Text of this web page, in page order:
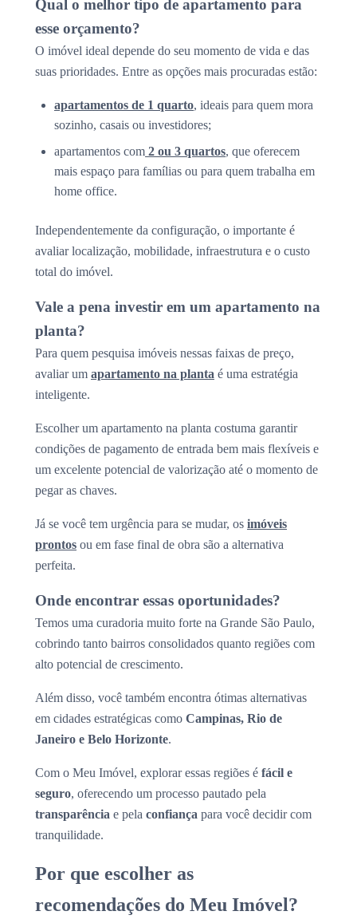
Qual o melhor tipo de apartamento para
esse orçamento?
O imóvel ideal depende do seu momento de vida e das
suas prioridades. Entre as opções mais procuradas estão:
apartamentos de 1 quarto, ideais para quem mora
sozinho, casais ou investidores;
apartamentos com 2 ou 3 quartos, que oferecem
mais espaço para famílias ou para quem trabalha em
home office.
Independentemente da configuração, o importante é
avaliar localização, mobilidade, infraestrutura e o custo
total do imóvel.
Vale a pena investir em um apartamento na
planta?
Para quem pesquisa imóveis nessas faixas de preço,
avaliar um apartamento na planta é uma estratégia
inteligente.
Escolher um apartamento na planta costuma garantir
condições de pagamento de entrada bem mais flexíveis e
um excelente potencial de valorização até o momento de
pegar as chaves.
Já se você tem urgência para se mudar, os imóveis
prontos ou em fase final de obra são a alternativa
perfeita.
Onde encontrar essas oportunidades?
Temos uma curadoria muito forte na Grande São Paulo,
cobrindo tanto bairros consolidados quanto regiões com
alto potencial de crescimento.
Além disso, você também encontra ótimas alternativas
em cidades estratégicas como Campinas, Rio de
Janeiro e Belo Horizonte.
Com o Meu Imóvel, explorar essas regiões é fácil e
seguro, oferecendo um processo pautado pela
transparência e pela confiança para você decidir com
tranquilidade.
Por que escolher as
recomendações do Meu Imóvel?